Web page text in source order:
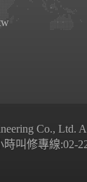
Co., Ltd.
叫修專線:02-